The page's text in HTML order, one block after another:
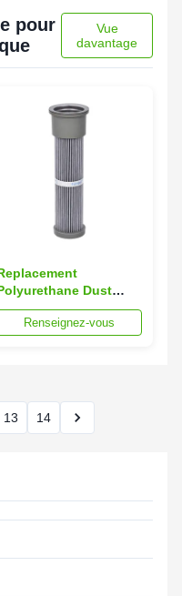
pour
Vue
davantage
Dust
Filter
Cartridge with Metal
Renseignez-vous
13 14